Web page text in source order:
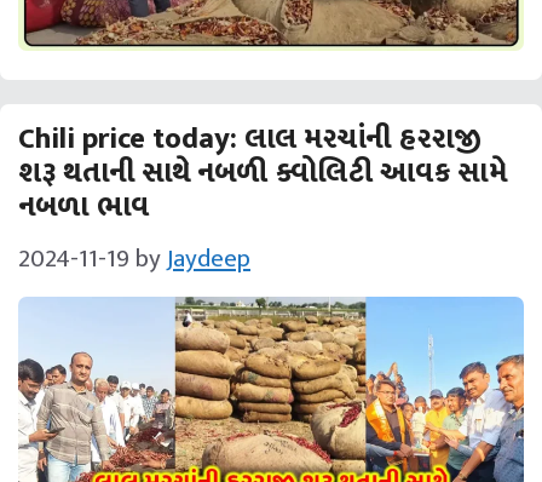
Chili price today: લાલ મરચાંની હરરાજી
શરૂ થતાની સાથે નબળી ક્વોલિટી આવક સામે
નબળા ભાવ
2024-11-19 byJaydeep